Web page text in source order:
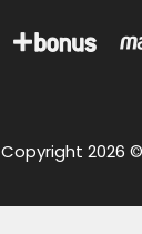
Copyright 2026 ©